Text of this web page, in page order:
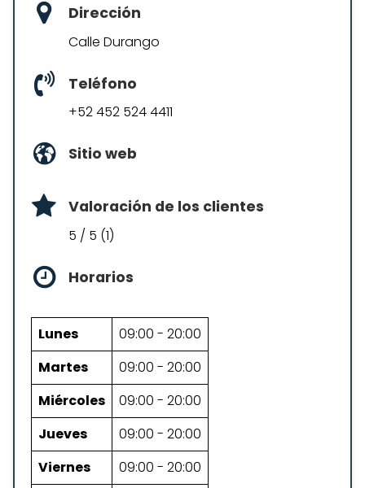
Dirección
Calle Durango
Teléfono
+52 452 524 4411
Sitio web
Valoración de los clientes
5 / 5 (1)
Horarios
Lunes
09:00 - 20:00
Martes
09:00 - 20:00
Miércoles
09:00 - 20:00
Jueves
09:00 - 20:00
Viernes
09:00 - 20:00